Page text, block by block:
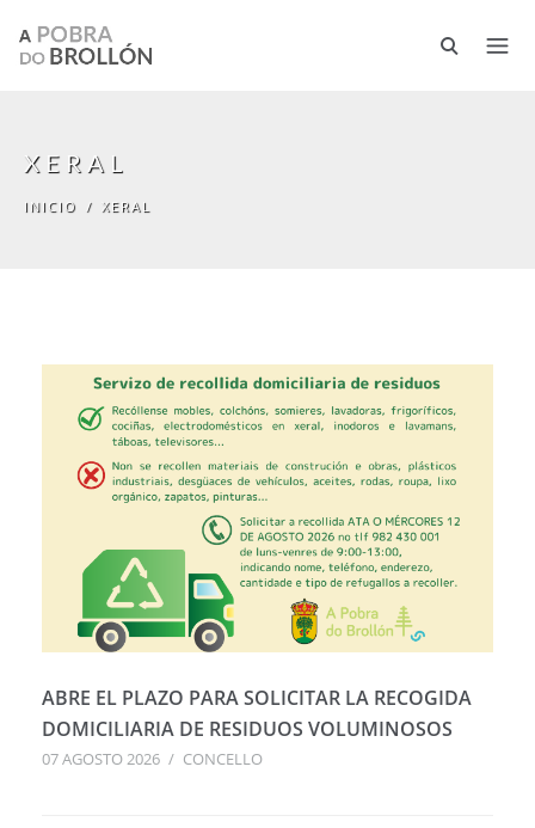
XERAL
INICIO / XERAL
ABRE EL PLAZO PARA SOLICITAR LA RECOGIDA
DOMICILIARIA DE RESIDUOS VOLUMINOSOS
07 AGOSTO 2026 / CONCELLO